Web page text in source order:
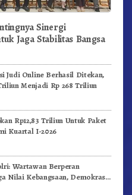
Sinergi
Jaga Stabilitas Bangsa
Judi Online Berhasil Ditekan,
Menjadi Rp 268 Triliun
Rp12,83 Triliun Untuk Paket
Kuartal I-2026
Wartawan Berperan
Nilai Kebangsaan, Demokrasi,